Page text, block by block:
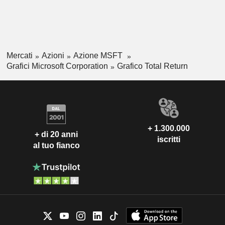
Mercati Azioni
Azione MSFT
Grafici Microsoft Corporation
Grafico Total Return
+ di 20 anni
al tuo fianco
+ 1.300.000
iscritti